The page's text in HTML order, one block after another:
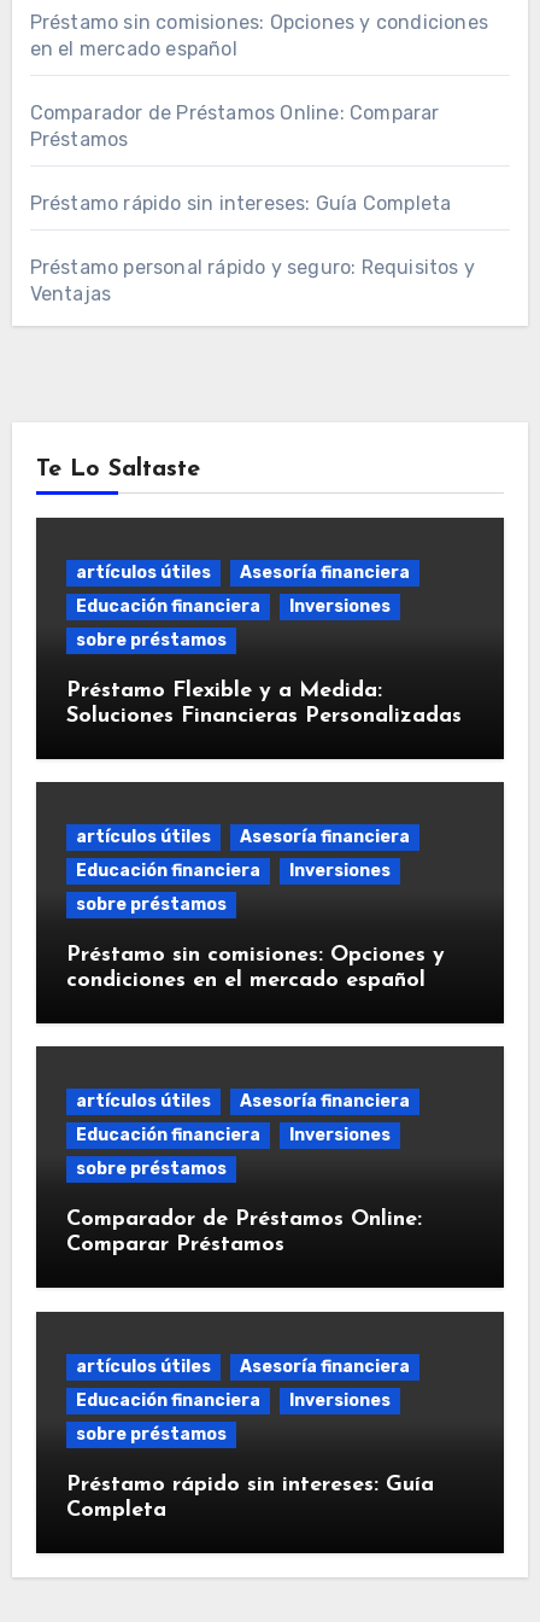
Préstamo sin comisiones: Opciones y condiciones
en el mercado español
Comparador de Préstamos Online: Comparar
Préstamos
Préstamo rápido sin intereses: Guía Completa
Préstamo personal rápido y seguro: Requisitos y
Ventajas
Te Lo Saltaste
artículos útiles
Asesoría financiera
Educación financiera
Inversiones
sobre préstamos
Préstamo Flexible y a Medida:
Soluciones Financieras Personalizadas
artículos útiles
Asesoría financiera
Educación financiera
Inversiones
sobre préstamos
Préstamo sin comisiones: Opciones y
condiciones en el mercado español
artículos útiles
Asesoría financiera
Educación financiera
Inversiones
sobre préstamos
Comparador de Préstamos Online:
Comparar Préstamos
artículos útiles
Asesoría financiera
Educación financiera
Inversiones
sobre préstamos
Préstamo rápido sin intereses: Guía
Completa